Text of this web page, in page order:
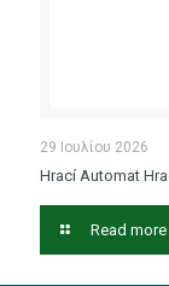
29 Ιουλίου 2026
Hrací Automat
Read more